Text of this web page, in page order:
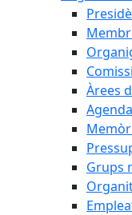
Àrees
Grups